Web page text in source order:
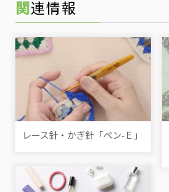
関連情報
レース針・かぎ針「ペン-Ｅ」